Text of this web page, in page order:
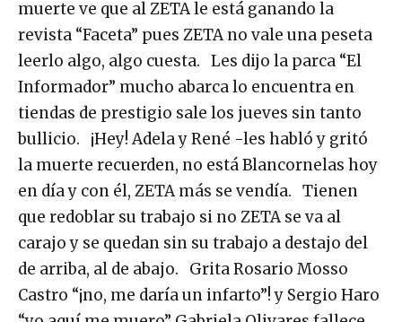
muerte ve que al ZETA le está ganando la
revista “Faceta” pues ZETA no vale una peseta
leerlo algo, algo cuesta. Les dijo la parca “El
Informador” mucho abarca lo encuentra en
tiendas de prestigio sale los jueves sin tanto
bullicio. ¡Hey! Adela y René -les habló y gritó
la muerte recuerden, no está Blancornelas hoy
en día y con él, ZETA más se vendía. Tienen
que redoblar su trabajo si no ZETA se va al
carajo y se quedan sin su trabajo a destajo del
de arriba, al de abajo. Grita Rosario Mosso
Castro “¡no, me daría un infarto”! y Sergio Haro